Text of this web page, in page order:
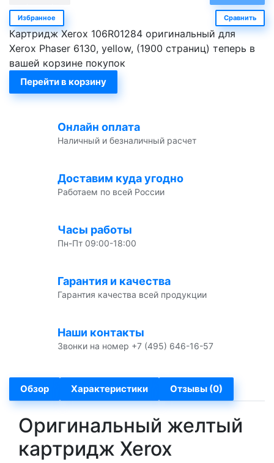
Избранное Сравнить
Картридж Xerox 106R01284 оригинальный для
Xerox Phaser 6130, yellow, (1900 страниц) теперь в
вашей корзине покупок
Перейти в корзину
Онлайн оплата
Наличный и безналичный расчет
Доставим куда угодно
Работаем по всей России
Часы работы
Пн-Пт 09:00-18:00
Гарантия и качества
Гарантия качества всей продукции
Наши контакты
Звонки на номер +7 (495) 646-16-57
Обзор Характеристики Отзывы (0)
Оригинальный желтый
картридж Xerox